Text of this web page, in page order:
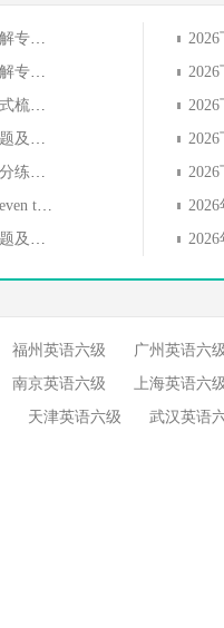
2026年12月大学英语六级阅读理解专项习题(5)
2026年12月大学英语六级阅读理解专项习题(2)
2026年11月英语六级口语高频句式梳理(2)
2026年12月英语六级阅读专项习题及答案(1)
2026年12月大学英语六级听力提分练习(1)
2026年12月大学英语六级语法：even though和even if的用法区别
2026年12月英语六级阅读模拟试题及答案(3)
福州英语六级 广州英语六
南京英语六级 上海英语六
天津英语六级 武汉英语